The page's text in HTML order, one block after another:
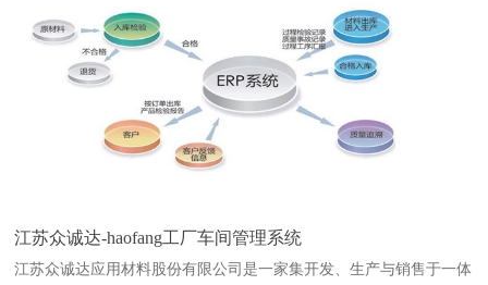
江苏众诚达-haofang工厂车间管理系统
江苏众诚达应用材料股份有限公司是一家集开发、生产与销售于一体